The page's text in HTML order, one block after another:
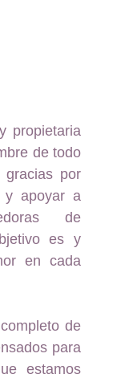
propietaria
de todo
gracias por
y apoyar a
de
es y
en cada
de
para
estamos